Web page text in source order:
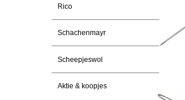
Rico
Schachenmayr
Scheepjeswol
Aktie & koopjes